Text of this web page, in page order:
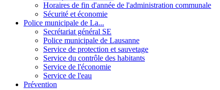
Horaires de fin d'année de l'administration communale
Sécurité et économie
Police municipale de La...
Secrétariat général SE
Police municipale de Lausanne
Service de protection et sauvetage
Service du contrôle des habitants
Service de l'économie
Service de l'eau
Prévention